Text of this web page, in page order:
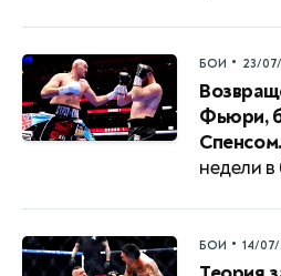
БОИ • 23/
Фьюри,
Спенсом.
недели в
БОИ • 14/